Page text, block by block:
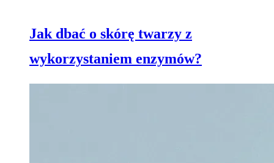
Jak dbać o skórę twarzy z
wykorzystaniem enzymów?